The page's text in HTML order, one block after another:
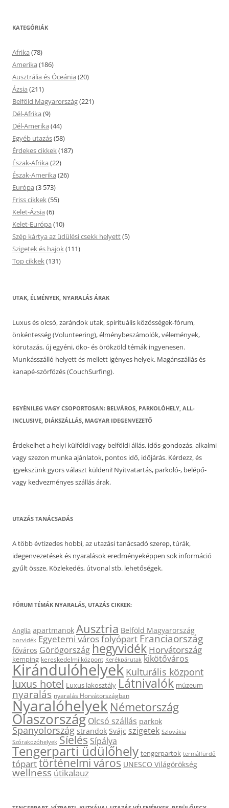
KATEGÓRIÁK
Afrika (78)
Amerika (186)
Ausztrália és Óceánia (20)
Ázsia (211)
Belföld Magyarország(221)
Dél-Afrika (9)
Dél-Amerika (44)
Egyéb utazás(58)
Érdekes cikkek(187)
Észak-Afrika (22)
Észak-Amerika (26)
Európa (3 573)
Friss cikkek(55)
Kelet-Ázsia (6)
Kelet-Európa (10)
Szép kártya az üdülési csekk helyett(5)
Szigetek és hajok(111)
Top cikkek(131)
UTAK, ÉLMÉNYEK, NYARALÁS ÁRAK
Luxus és olcsó, zarándok utak, spirituális közösségek-fórum,
önkéntesség (Volunteering), élménybeszámolók, vélemények,
körutazás, új egyéni, öko- és örökzöld témák ingyenesen.
Munkásszálló helyett és mellett igényes helyek. Magánszállás és
kanapé-szörfözés (CouchSurfing).
EGYÉNILEG VAGY CSOPORTOSAN: BELVÁROS, PARKOLÓHELY, ALL-
INCLUSIVE, DIÁKSZÁLLÁS, MAGYAR IDEGENVEZETŐ
Érdekelhet a helyi külföldi vagy belföldi állás, idős-gondozás, alkalmi
vagy szezon munka ajánlatok, pontos idő, időjárás. Kérdezz, és
igyekszünk gyors választ küldeni! Nyitvatartás, parkoló-, belépő-
vagy kedvezményes szállás árak.
UTAZÁS TANÁCSADÁS
A több évtizedes hobbi, az utazási tanácsadó szerep, túrák,
idegenvezetések és nyaralások eredményeképpen sok információ
gyűlt össze. Közlekedés, útvonal stb. lehetőségek.
FÓRUM TÉMÁK NYARALÁS, UTAZÁS CIKKEK:
Anglia apartmanok Ausztria Belföld Magyarország
borvidék Egyetemi városfolyópartFranciaország
főváros Görögországhegyvidék Horvátország
kemping kereskedelmi központ Kerékpárutak kikötőváros
Kirándulóhelyek Kulturális központ
luxus hotel Luxus lakosztály Látnivalók múzeum
nyaralás nyaralás Horvátországban
Nyaralóhelyek Németország
Olaszország Olcsó szállás parkok
Spanyolország strandok Svájc szigetek Szlovákia
Szórakozóhelyek Síelés Sípálya
Tengerparti üdülőhely tengerpartok termálfürdő
tóparttörténelmi város UNESCO Világörökség
wellnessútikalauz